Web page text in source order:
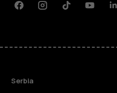
FacebookInstagramTiktokYoutube
Serbia